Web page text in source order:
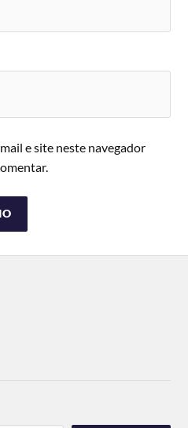
e site neste navegador